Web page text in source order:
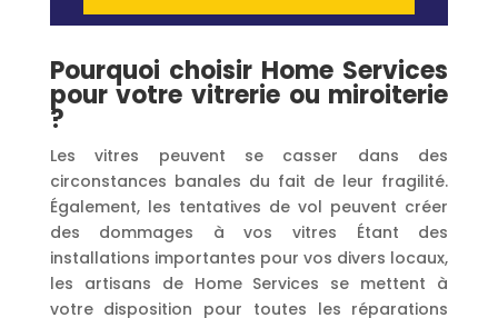
Pourquoi choisir Home Services
pour votre vitrerie ou miroiterie
?
Les vitres peuvent se casser dans des
circonstances banales du fait de leur fragilité.
Également, les tentatives de vol peuvent créer
des dommages à vos vitres Étant des
installations importantes pour vos divers locaux,
les artisans de Home Services se mettent à
votre disposition pour toutes les réparations